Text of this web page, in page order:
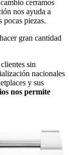
cerramos
nos ayuda a
pocas piezas.
gran cantidad
sin
nacionales
y sus
nos permite